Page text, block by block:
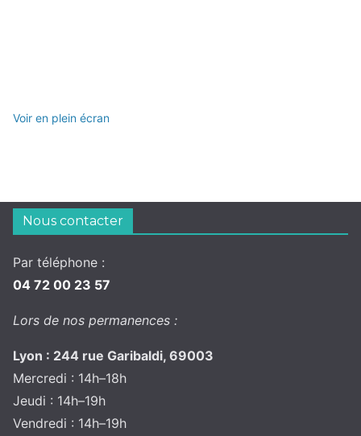
Voir en plein écran
Nous contacter
Par téléphone :
04 72 00 23 57
Lors de nos permanences :
Lyon : 244 rue Garibaldi, 69003
Mercredi : 14h–18h
Jeudi : 14h–19h
Vendredi : 14h–19h